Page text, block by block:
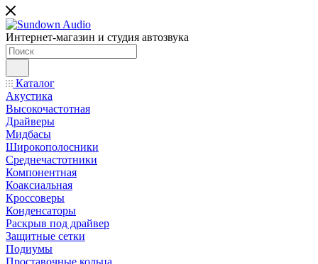
Интернет-магазин и студия автозвука
Каталог
Акустика
Высокочастотная
Драйверы
Мидбасы
Широкополосники
Среднечастотники
Компонентная
Коаксиальная
Кроссоверы
Конденсаторы
Раскрыв под драйвер
Защитные сетки
Подиумы
Проставочные кольца